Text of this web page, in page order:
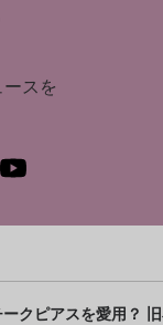
スを
クピアスを愛用？